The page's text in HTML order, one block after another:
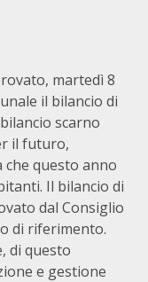
martedì 8
il bilancio di
scarno
il futuro,
questo anno
Il bilancio di
dal Consiglio
di riferimento.
di questo
e gestione